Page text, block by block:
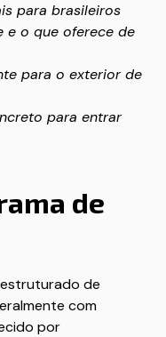
para brasileiros
e o que oferece de
para o exterior de
para entrar
de
de
com
por